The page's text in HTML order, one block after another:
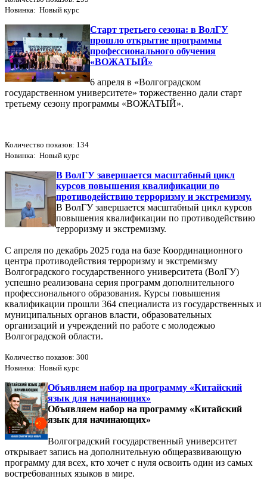
Новинка: Новый курс
Старт третьего сезона: в ВолГУ
прошло открытие программы
профессионального обучения
«ВОЖАТЫЙ»
6 апреля в «Волгоградском
государственном университете» торжественно дали старт
третьему сезону программы «ВОЖАТЫЙ».
Количество показов: 134
Новинка: Новый курс
В ВолГУ завершается масштабный цикл
курсов повышения квалификации по
противодействию терроризму и экстремизму.
В ВолГУ завершается масштабный цикл курсов
повышения квалификации по противодействию
терроризму и экстремизму.
С апреля по декабрь 2025 года на базе Координационного
центра противодействия терроризму и экстремизму
Волгоградского государственного университета (ВолГУ)
успешно реализована серия программ дополнительного
профессионального образования. Курсы повышения
квалификации прошли 364 специалиста из государственных и
муниципальных органов власти, образовательных
организаций и учреждений по работе с молодежью
Волгоградской области.
Количество показов: 300
Новинка: Новый курс
Объявляем набор на программу «Китайский
язык для начинающих»
Объявляем набор на программу «Китайский
язык для начинающих»
Волгоградский государственный университет
открывает запись на дополнительную общеразвивающую
программу для всех, кто хочет с нуля освоить один из самых
востребованных языков в мире.